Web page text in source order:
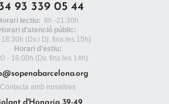
93 339 05 44
lectiu: 8h -21:30h
Horari d'atenció públic:
(Dx.i Dj. fins les 15h)
Horari d'estiu:
- 16:00h (Dv. fins les 14h)
Contacta amb nosaltres